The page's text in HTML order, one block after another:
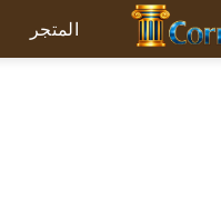
المتجر